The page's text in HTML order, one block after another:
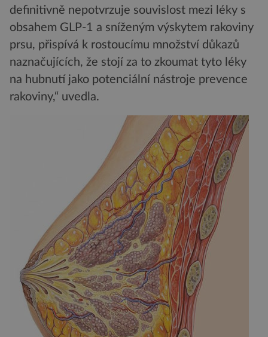
definitivně nepotvrzuje souvislost mezi léky s
obsahem GLP-1 a sníženým výskytem rakoviny
prsu, přispívá k rostoucímu množství důkazů
naznačujících, že stojí za to zkoumat tyto léky
na hubnutí jako potenciální nástroje prevence
rakoviny,“ uvedla.